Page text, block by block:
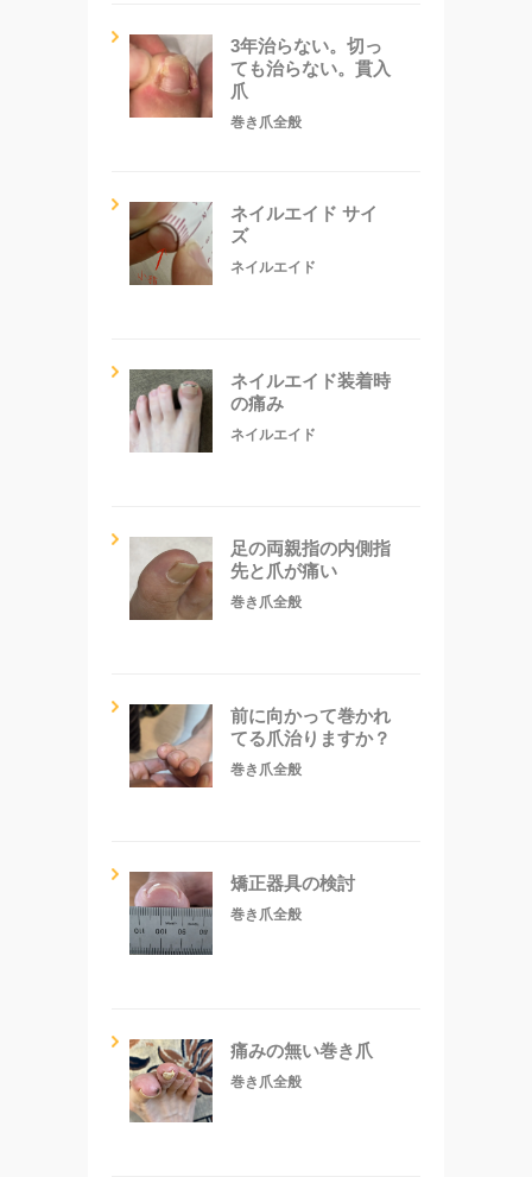
3年治らない。切っ
ても治らない。貫入
爪
巻き爪全般
ネイルエイド サイ
ズ
ネイルエイド
ネイルエイド装着時
の痛み
ネイルエイド
足の両親指の内側指
先と爪が痛い
巻き爪全般
前に向かって巻かれ
てる爪治りますか？
巻き爪全般
矯正器具の検討
巻き爪全般
痛みの無い巻き爪
巻き爪全般